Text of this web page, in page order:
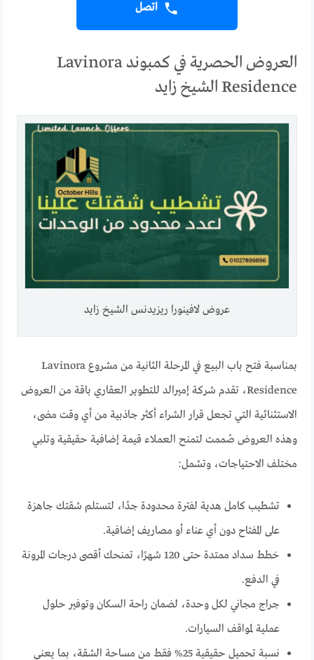
اتصل
العروض الحصرية في كمبوند Lavinora
Residence الشيخ زايد
عروض لافينورا ريزيدنس الشيخ زايد
بمناسبة فتح باب البيع في المرحلة الثانية من مشروع Lavinora
Residence، تقدم شركة إميرالد للتطوير العقاري باقة من العروض
الاستثنائية التي تجعل قرار الشراء أكثر جاذبية من أي وقت مضى،
وهذه العروض صُممت لتمنح العملاء قيمة إضافية حقيقية وتلبي
مختلف الاحتياجات، وتشمل:
تشطيب كامل هدية لفترة محدودة جدًا، لتستلم شقتك جاهزة
على المفتاح دون أي عناء أو مصاريف إضافية.
خطط سداد ممتدة حتى 120 شهرًا، تمنحك أقصى درجات المرونة
في الدفع.
جراج مجاني لكل وحدة، لضمان راحة السكان وتوفير حلول
عملية لمواقف السيارات.
نسبة تحميل حقيقية 25% فقط من مساحة الشقة، بما يعني